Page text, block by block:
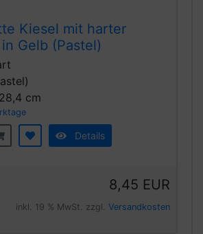
Kiesel mit harter
Gelb (Pastel)
cm
Details
8,45 EUR
inkl. 19 % MwSt. zzgl. Versandkosten